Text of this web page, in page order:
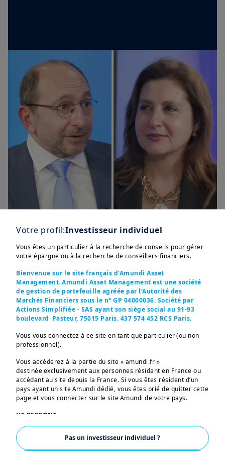
Votre profil:Investisseur individuel
Vous êtes un particulier à la recherche de conseils pour gérer
votre épargne ou à la recherche de conseillers financiers.
Bienvenue sur le site français d'Amundi Asset
Management. Amundi Asset Management est une société
de gestion de portefeuille agréée par l’Autorité des
Marchés Financiers sous le n° GP 04000036. Société par
Actions Simplifiée - SAS ayant son siège social au 91-93
boulevard Pasteur, 75015 Paris. 437 574 452 RCS Paris.
Vous vous connectez à ce site en tant que particulier (ou non
professionnel).
Vous accéderez à la partie du site « amundi.fr »
destinée exclusivement aux personnes résidant en France ou
accédant au site depuis la France. Si vous êtes résident d’un
pays ayant un site Amundi dédié, vous êtes prié de quitter cette
page et vous connecter sur le site Amundi de votre pays.
US PERSONS:
Les informations figurant sur ce site ne s’adressent pas aux
ressortissants et citoyens des Etats-Unis d’Amérique ou aux
Pas un investisseur individuel ?
Au programme :
Les principauxdéfis auxquels les
investisseurs ont dû faire faceau cours
de ce premier semestre particulièrement
agité
économiqueaux Etats-Unis, en Europe et
en Asie
Lesconvictions d'Amundi en matière